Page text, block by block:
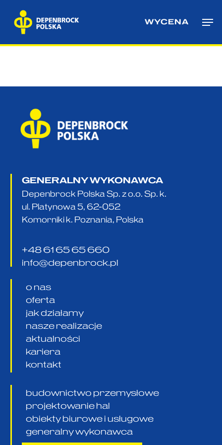
content
WYCENA
GENERALNY WYKONAWCA
Depenbrock Polska Sp. z o.o. Sp. k.
ul. Platynowa 5, 62-052
Komorniki k. Poznania, Polska
+48 61 65 65 660
info@depenbrock.pl
o nas
oferta
jak działamy
nasze realizacje
aktualności
kariera
kontakt
budownictwo przemysłowe
projektowanie hal
obiekty biurowe i usługowe
generalny wykonawca